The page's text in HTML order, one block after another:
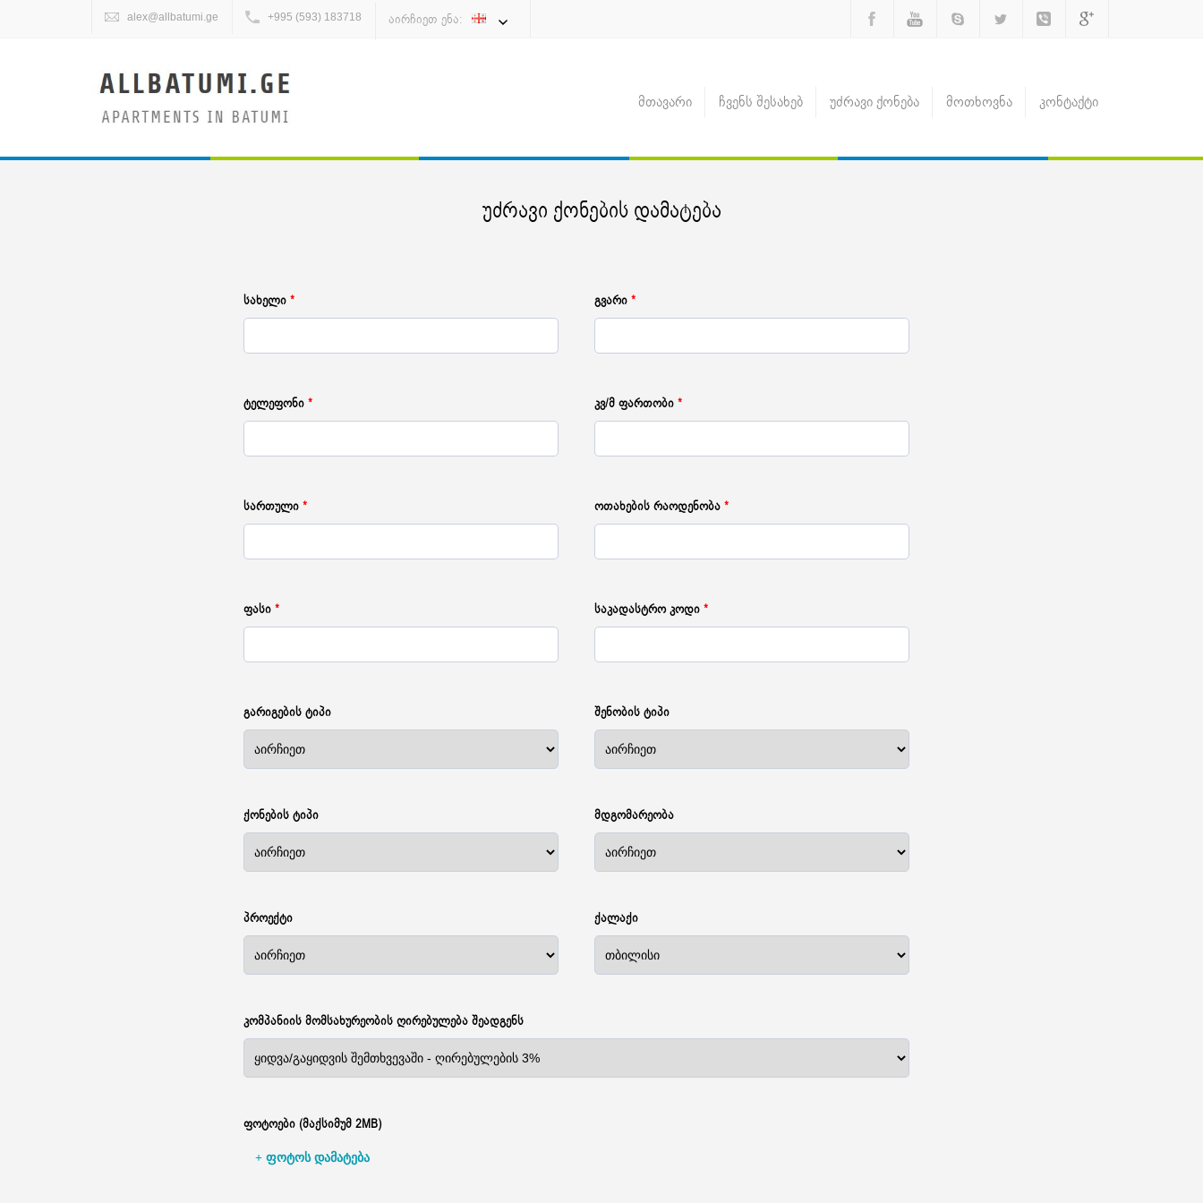
alex@allbatumi.ge +995 (593) 183718 აირჩიეთ ენა:
მთავარი ჩვენს შესახებ უძრავი ქონება მოთხოვნა კონტაქტი
უძრავი ქონების დამატება
სახელი * გვარი *
ტელეფონი * კვ/მ ფართობი *
სართული * ოთახების რაოდენობა *
ფასი * საკადასტრო კოდი *
გარიგების ტიპი შენობის ტიპი
ქონების ტიპი მდგომარეობა
პროექტი ქალაქი
კომპანიის მომსახურეობის ღირებულება შეადგენს
ფოტოები (მაქსიმუმ 2MB)
+ ფოტოს დამატება